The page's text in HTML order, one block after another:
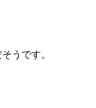
うです。